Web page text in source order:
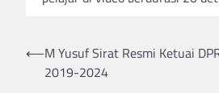
Post
navigation
⟵M Yusuf Sirat Resmi Ketuai
2019-2024